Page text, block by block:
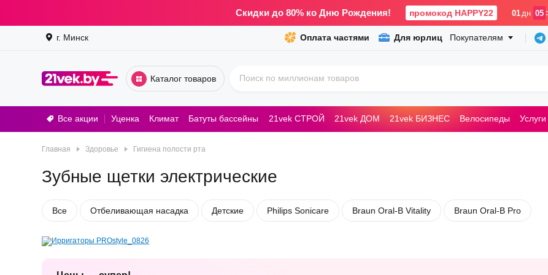
Скидки до 80% ко Дню Рождения! промокод HAPPY22 01 дн 05 :
г. Минск Оплата частями Для юрлиц Покупателям
Каталог товаров
Все акции Уценка Климат Батуты бассейны 21vek СТРОЙ 21vek ДОМ 21vek БИЗНЕС Велосипеды Услуги
Гигиена полости рта
Здоровье
Главная
Зубные щетки электрические
Все Отбеливающая насадка Детские Philips Sonicare Braun Oral-B Vitality Braun Oral-B Pro